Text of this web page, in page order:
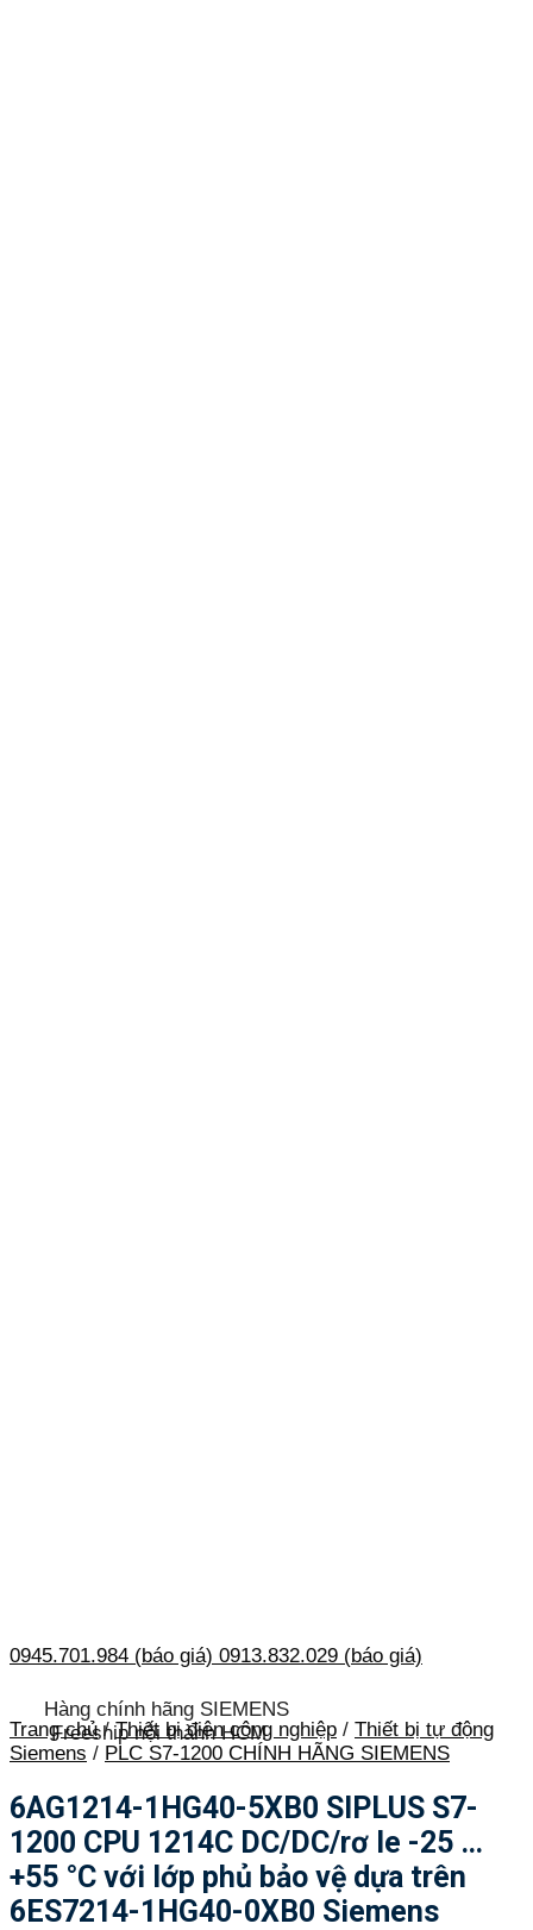
0945.701.984 (báo giá) 0913.832.029 (báo giá)
Hàng chính hãng SIEMENS
Freeship nội thành HCM
Trang chủ / Thiết bị điện công nghiệp / Thiết bị tự động
Siemens / PLC S7-1200 CHÍNH HÃNG SIEMENS
6AG1214-1HG40-5XB0 SIPLUS S7-
1200 CPU 1214C DC/DC/rơ le -25 …
+55 °C với lớp phủ bảo vệ dựa trên
6ES7214-1HG40-0XB0 Siemens